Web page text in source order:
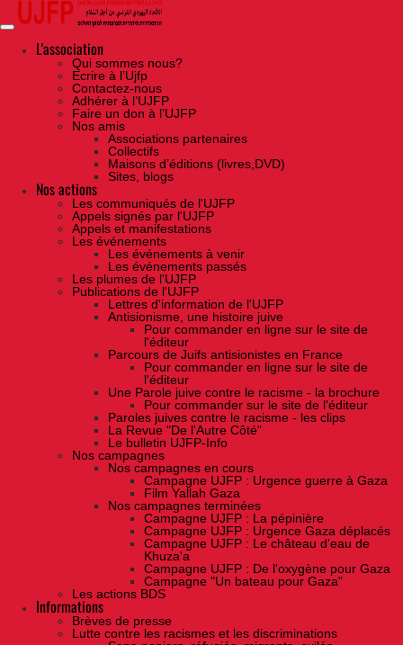
Skip
the
contentL'association
Qui sommes nous?
Ecrire à l’Ujfp
Contactez-nous
Adhérer à l’UJFP
Faire un don à l’UJFP
Nos amis
Associations partenaires
Collectifs
Maisons d’éditions (livres,DVD)
Sites, blogs
Nos actions
Les communiqués de l'UJFP
Appels signés par l'UJFP
Appels et manifestations
Les événements
Les événements à venir
Les événements passés
Les plumes de l'UJFP
Publications de l'UJFP
Lettres d'information de l'UJFP
Antisionisme, une histoire juive
Pour commander en ligne sur le site de
l'éditeur
Parcours de Juifs antisionistes en France
Pour commander en ligne sur le site de
l'éditeur
Une Parole juive contre le racisme - la brochure
Pour commander sur le site de l'éditeur
Paroles juives contre le racisme - les clips
La Revue "De l'Autre Côté"
Le bulletin UJFP-Info
Nos campagnes
Nos campagnes en cours
Campagne UJFP : Urgence guerre à Gaza
Film Yallah Gaza
Nos campagnes terminées
Campagne UJFP : La pépinière
Campagne UJFP : Urgence Gaza déplacés
Campagne UJFP : Le château d'eau de
Khuza'a
Campagne UJFP : De l'oxygène pour Gaza
Campagne "Un bateau pour Gaza"
Les actions BDS
Informations
Brèves de presse
Lutte contre les racismes et les discriminations